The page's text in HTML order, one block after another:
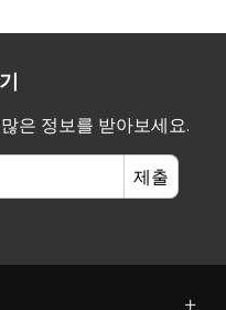
은 정보를 받아보세요.
제출